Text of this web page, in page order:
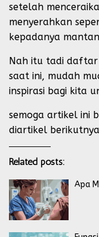
setelah
menyerahkan
kepadanya
Nah itu tadi daftar
saat ini, mudah
inspirasi bagi kita
semoga artikel ini
diartikel
Related posts:
Apa